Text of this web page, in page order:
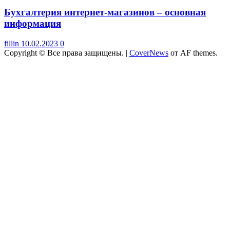
Бухгалтерия интернет-магазинов – основная
информация
fillin 10.02.2023 0
Copyright © Все права защищены. | CoverNews от AF themes.